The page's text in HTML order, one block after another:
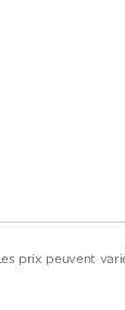
prix peuvent